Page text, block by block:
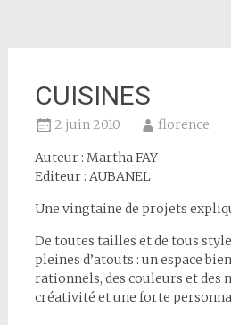
CUISINES
2 juin 2010 florence
Auteur : Martha FAY
Editeur : AUBANEL
Une vingtaine de projets
De toutes tailles et de tous
pleines d’atouts : un espace
rationnels, des couleurs et des
créativité et une forte